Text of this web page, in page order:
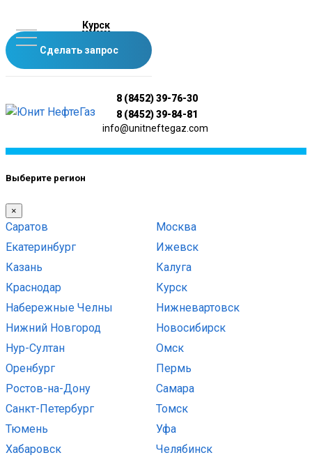
8 (8452) 39-76-30
8 (8452) 39-84-81
info@unitneftegaz.com
Курск
Сделать запрос
Выберите регион
×
Саратов
Москва
Екатеринбург
Ижевск
Казань
Калуга
Краснодар
Курск
Набережные Челны
Нижневартовск
Нижний Новгород
Новосибирск
Нур-Султан
Омск
Оренбург
Пермь
Ростов-на-Дону
Самара
Санкт-Петербург
Томск
Тюмень
Уфа
Хабаровск
Челябинск